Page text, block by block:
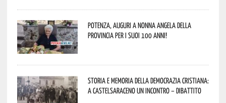
Potenza, auguri a nonna Angela della
provincia per i suoi 100 anni!
Storia e memoria della Democrazia Cristiana:
a Castelsaraceno un incontro – dibattito